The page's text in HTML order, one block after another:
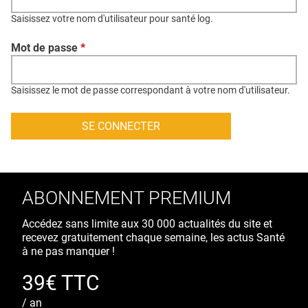
CONTACT
CRÉDITS
Saisissez votre nom d'utilisateur pour santé log.
Mot de passe *
Saisissez le mot de passe correspondant à votre nom d'utilisateur.
ABONNEMENT PREMIUM
Accédez sans limite aux 30 000 actualités du site et
recevez gratuitement chaque semaine, les actus Santé
à ne pas manquer !
39€ TTC
/ an